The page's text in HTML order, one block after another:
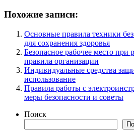
Похожие записи:
Основные правила техники
для сохранения здоровья
Безопасное рабочее место при
правила организации
Индивидуальные средства
использование
Правила работы с
меры безопасности и советы
Поиск